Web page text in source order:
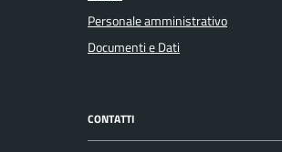
Personale amministrativo
Documenti e Dati
CONTATTI